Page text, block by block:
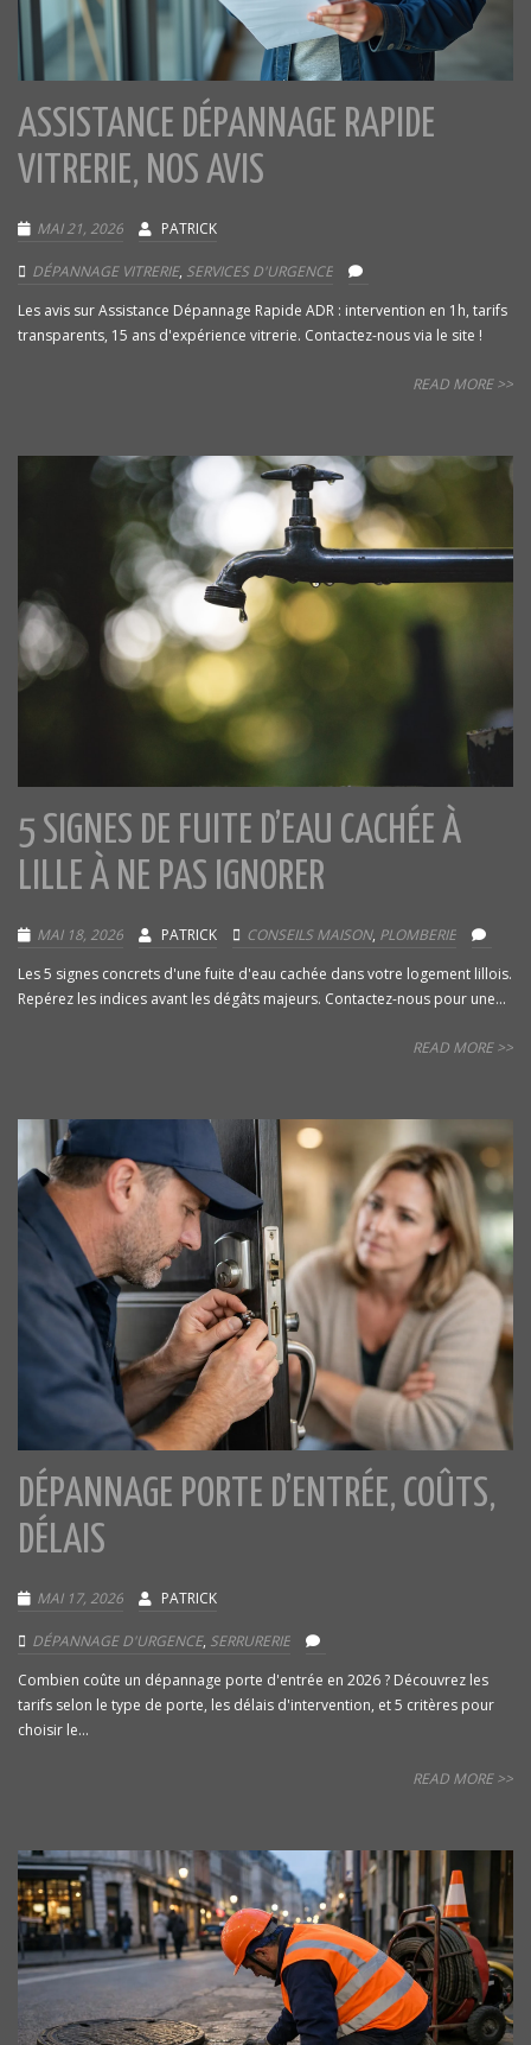
ASSISTANCE DÉPANNAGE RAPIDE
VITRERIE, NOS AVIS
MAI 21, 2026 PATRICK
DÉPANNAGE VITRERIE, SERVICES D'URGENCE
Les avis sur Assistance Dépannage Rapide ADR : intervention en 1h, tarifs
transparents, 15 ans d'expérience vitrerie. Contactez-nous via le site !
READ MORE >>
5 SIGNES DE FUITE D’EAU CACHÉE À
LILLE À NE PAS IGNORER
MAI 18, 2026 PATRICK CONSEILS MAISON, PLOMBERIE
Les 5 signes concrets d'une fuite d'eau cachée dans votre logement lillois.
Repérez les indices avant les dégâts majeurs. Contactez-nous pour une...
READ MORE >>
DÉPANNAGE PORTE D’ENTRÉE, COÛTS,
DÉLAIS
MAI 17, 2026 PATRICK
DÉPANNAGE D'URGENCE, SERRURERIE
Combien coûte un dépannage porte d'entrée en 2026 ? Découvrez les
tarifs selon le type de porte, les délais d'intervention, et 5 critères pour
choisir le...
READ MORE >>